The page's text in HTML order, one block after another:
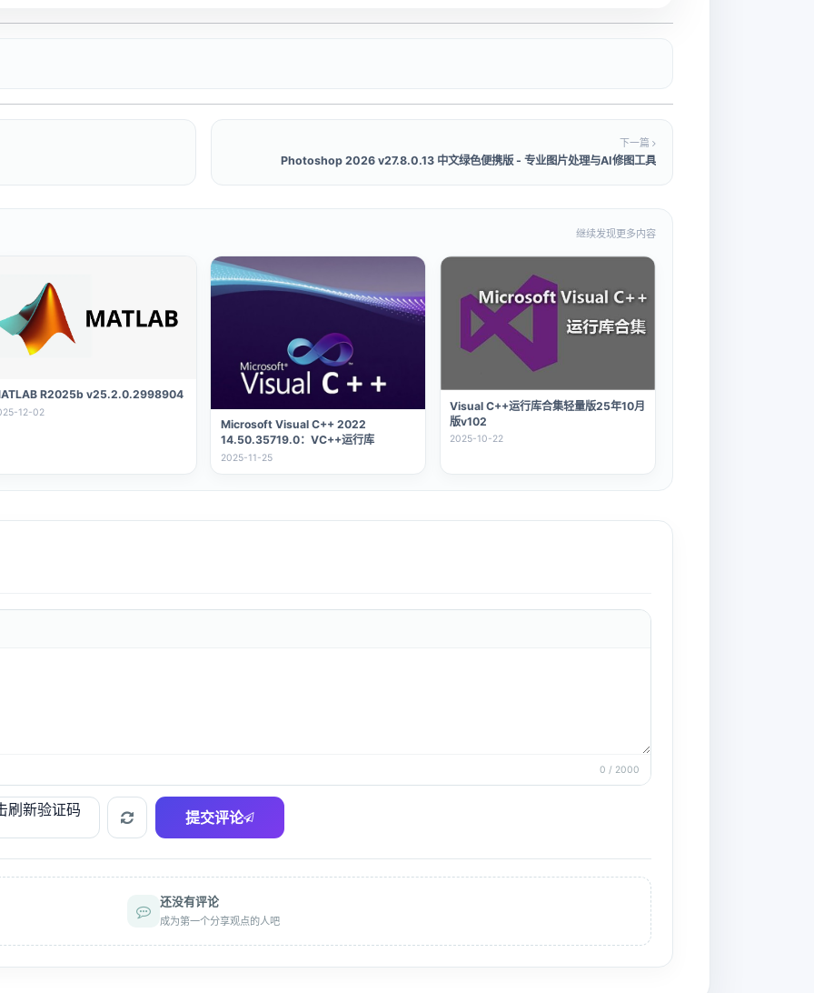
下一篇
Photoshop 2026 v27.8.0.13 中文绿色便携版 - 专业图片处理与AI修图工具
继续发现更多内容
R2025b v25.2.0.2998904
12-02
Microsoft Visual C++ 2022
14.50.35719.0：VC++运行库
2025-11-25
Visual C++运行库合集轻量版25年10月
版v102
2025-10-22
0 / 2000
提交评论
还没有评论
成为第一个分享观点的人吧